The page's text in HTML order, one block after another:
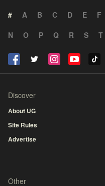
# A B C D E F
N
O P Q R S T
Discover
About UG
Site Rules
Advertise
Other